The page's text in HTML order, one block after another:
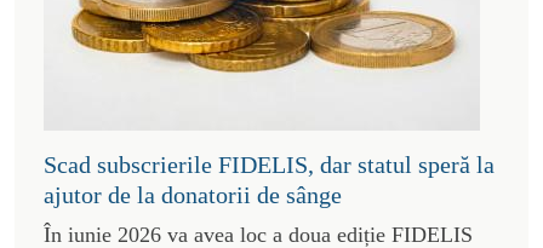
Scad subscrierile FIDELIS, dar statul speră la
ajutor de la donatorii de sânge
În iunie 2026 va avea loc a doua ediție FIDELIS